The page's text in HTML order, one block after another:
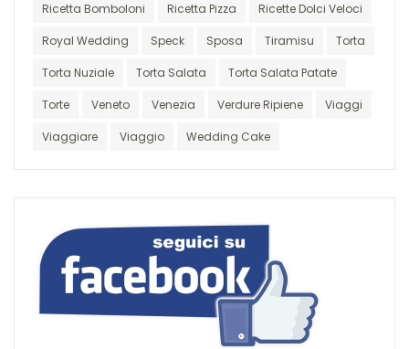
Ricetta Bomboloni Ricetta Pizza Ricette Dolci Veloci
Royal Wedding Speck Sposa Tiramisu Torta
Torta Nuziale Torta Salata Torta Salata Patate
Torte Veneto Venezia Verdure Ripiene Viaggi
Viaggiare Viaggio Wedding Cake